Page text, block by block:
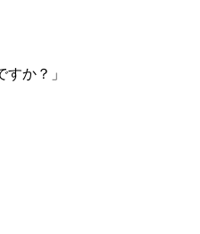
か？」